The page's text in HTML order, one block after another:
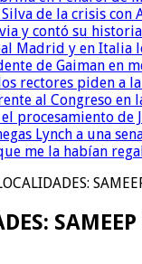
de la crisis
y contó su
Madrid y en
de Gaiman en
rectores piden a
al Congreso en
el procesamiento
Lynch a una
me la habían